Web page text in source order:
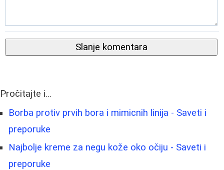
Slanje komentara
Pročitajte i...
Borba protiv prvih bora i mimicnih linija - Saveti i
preporuke
Najbolje kreme za negu kože oko očiju - Saveti i
preporuke